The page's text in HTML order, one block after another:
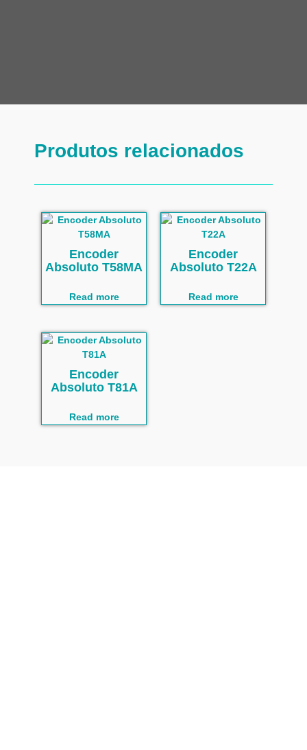
Produtos relacionados
Encoder
Absoluto T58MA
Read more
Encoder
Absoluto T22A
Read more
Encoder
Absoluto T81A
Read more